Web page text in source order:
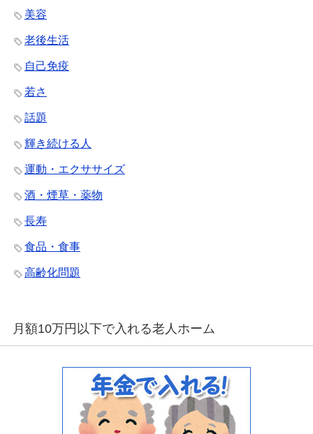
美容
老後生活
自己免疫
若さ
話題
輝き続ける人
運動・エクササイズ
酒・煙草・薬物
長寿
食品・食事
高齢化問題
月額10万円以下で入れる老人ホーム